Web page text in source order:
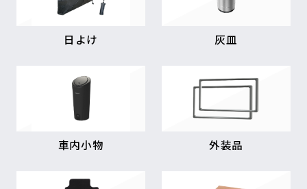
日よけ 灰皿
車内小物 外装品